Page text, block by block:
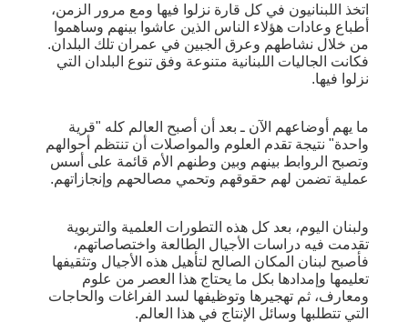
اتخذ اللبنانيون في كل قارة نزلوا فيها ومع مرور الزمن،
أطباع وعادات هؤلاء الناس الذين عاشوا بينهم وساهموا
من خلال نشاطهم وعرق الجبين في عمران تلك البلدان.
فكانت الجاليات اللبنانية متنوعة وفق تنوع البلدان التي
نزلوا فيها.
ما يهم أوضاعهم الآن ـ بعد أن أصبح العالم كله "قرية
واحدة" نتيجة تقدم العلوم والمواصلات أن تنتظم أحوالهم
وتصبح الروابط بينهم وبين وطنهم الأم قائمة على أسس
عملية تضمن لهم حقوقهم وتحمي مصالحهم وإنجازاتهم.
ولبنان اليوم، بعد كل هذه التطورات العلمية والتربوية
تقدمت فيه دراسات الأجيال الطالعة واختصاصاتهم،
فأصبح لبنان المكان الصالح لتأهيل هذه الأجيال وتثقيفها
تعليمها وإمدادها بكل ما يحتاج هذا العصر من علوم
ومعارف، ثم تهجيرها وتوظيفها لسد الفراغات والحاجات
التي تتطلبها وسائل الإنتاج في هذا العالم.